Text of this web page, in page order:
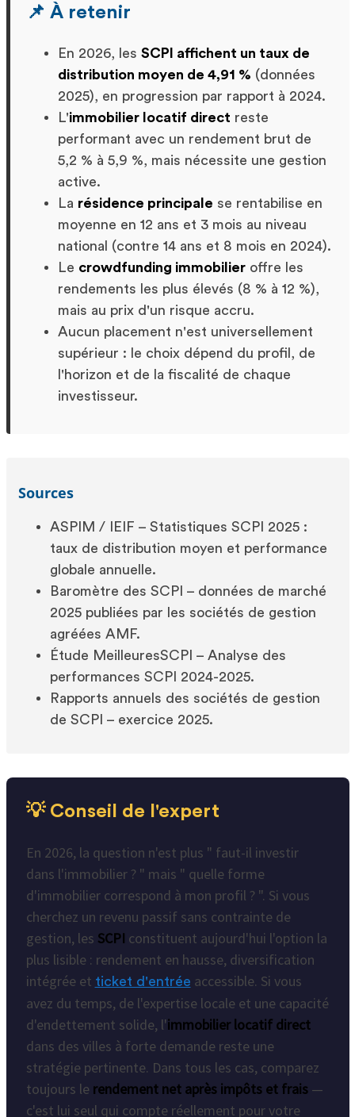
📌 À retenir
En 2026, les SCPI affichent un taux de
distribution moyen de 4,91 % (données
2025), en progression par rapport à 2024.
L'immobilier locatif direct reste
performant avec un rendement brut de
5,2 % à 5,9 %, mais nécessite une gestion
active.
La résidence principale se rentabilise en
moyenne en 12 ans et 3 mois au niveau
national (contre 14 ans et 8 mois en 2024).
Le crowdfunding immobilieroffre les
rendements les plus élevés (8 % à 12 %),
mais au prix d'un risque accru.
Aucun placement n'est universellement
supérieur : le choix dépend du profil, de
l'horizon et de la fiscalité de chaque
investisseur.
Sources
ASPIM / IEIF – Statistiques SCPI 2025 :
taux de distribution moyen et performance
globale annuelle.
Baromètre des SCPI – données de marché
2025 publiées par les sociétés de gestion
agréées AMF.
Étude MeilleuresSCPI – Analyse des
performances SCPI 2024-2025.
Rapports annuels des sociétés de gestion
de SCPI – exercice 2025.
💡 Conseil de l'expert
En 2026, la question n'est plus " faut-il investir
dans l'immobilier ? " mais " quelle forme
d'immobilier correspond à mon profil ? ". Si vous
cherchez un revenu passif sans contrainte de
gestion, les SCPI constituent aujourd'hui l'option la
plus lisible : rendement en hausse, diversification
intégrée et ticket d'entrée accessible. Si vous
avez du temps, de l'expertise locale et une capacité
d'endettement solide, l'immobilier locatif direct
dans des villes à forte demande reste une
stratégie pertinente. Dans tous les cas, comparez
toujours le rendement net après impôts et frais—
c'est lui seul qui compte réellement pour votre